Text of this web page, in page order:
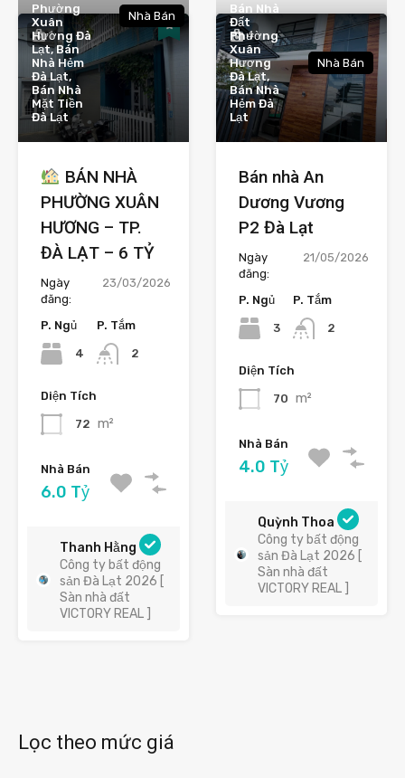
1
Phường
Xuân
Hương Đà
Lạt, Bán
Nhà Hẻm
Đà Lạt,
Bán Nhà
Mặt Tiền
Đà Lạt
Nhà Bán
BÁN NHÀ
PHƯỜNG XUÂN
HƯƠNG – TP.
ĐÀ LẠT – 6 TỶ
Ngày
đăng:
23/03/2026
P. Ngủ
4
P. Tắm
2
Diện Tích
72 m²
Nhà Bán
6.0 Tỷ
Thanh Hằng
Công ty bất động
sản Đà Lạt 2026 [
Sàn nhà đất
VICTORY REAL ]
4
Bán Nhà
Đất
Phường
Xuân
Hương
Đà Lạt,
Bán Nhà
Hẻm Đà
Lạt
Nhà Bán
Bán nhà An
Dương Vương
P2 Đà Lạt
Ngày
đăng:
21/05/2026
P. Ngủ
3
P. Tắm
2
Diện Tích
70 m²
Nhà Bán
4.0 Tỷ
Quỳnh Thoa
Công ty bất động
sản Đà Lạt 2026 [
Sàn nhà đất
VICTORY REAL ]
Lọc theo mức giá